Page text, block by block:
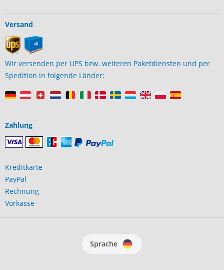
Versand
Wir versenden per UPS bzw. weiteren Paketdiensten und per
Spedition in folgende Länder:
Zahlung
Kreditkarte
PayPal
Rechnung
Vorkasse
Sprache